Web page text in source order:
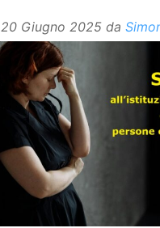
20 Giugno 2025 da